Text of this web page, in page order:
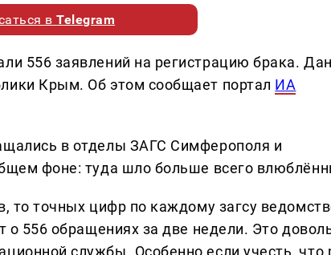
вTelegram
556 заявлений на регистрацию брака.
Крым. Об этом сообщает портал ИА
в отделы ЗАГС Симферополя и
фоне: туда шло больше всего
то точных цифр по каждому загсу
о 556 обращениях за две недели. Это
службы. Особенно если учесть, что